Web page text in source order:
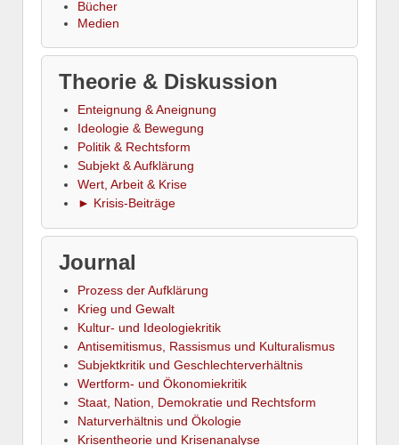
Bücher
Medien
Theorie & Diskussion
Enteignung & Aneignung
Ideologie & Bewegung
Politik & Rechtsform
Subjekt & Aufklärung
Wert, Arbeit & Krise
► Krisis-Beiträge
Journal
Prozess der Aufklärung
Krieg und Gewalt
Kultur- und Ideologiekritik
Antisemitismus, Rassismus und Kulturalismus
Subjektkritik und Geschlechterverhältnis
Wertform- und Ökonomiekritik
Staat, Nation, Demokratie und Rechtsform
Naturverhältnis und Ökologie
Krisentheorie und Krisenanalyse